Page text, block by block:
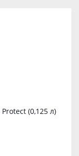
(0,125 л)